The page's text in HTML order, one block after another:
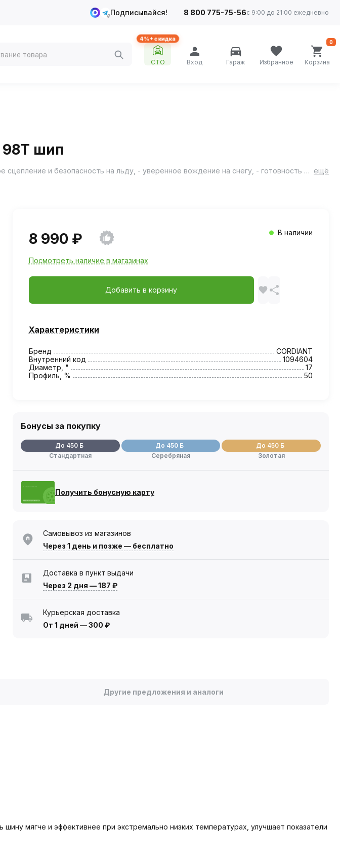
Подписывайся! 8 800 775-75-56с 9:00 до 21:00 ежедневно
4%+ скидка
СТО Вход Гараж Избранное Корзина
0
98T шип
Cordiant Snow Cross – шипованная резина для настоящих зимних условий: - непревзойденное сцепление и безопасность на льду, - уверенное вождение на снегу, - готовность шины к самым суровым зимним условиям. ещё
8 990 ₽ В наличии
Посмотреть наличие в магазинах
Добавить в корзину
Характеристики
Бренд
CORDIANT
Внутренний код
1094604
Диаметр, "
17
Профиль, %
50
Бонусы за покупку
До 450 Б
Стандартная
До 450 Б
Серебряная
До 450 Б
Золотая
Получить бонусную карту
Самовывоз из магазинов
Через 1 день и позже — бесплатно
Доставка в пункт выдачи
Через 2 дня —187 ₽
Курьерская доставка
От 1 дней —300 ₽
Другие предложения и аналоги
мягче и эффективнее при экстремально низких температурах, улучшает показатели